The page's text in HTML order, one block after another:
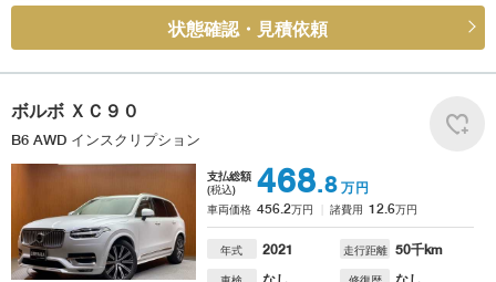
状態確認・見積依頼
ボルボ ＸＣ９０
B6 AWD インスクリプション
支払総額
(税込)
468.8 万円
車両価格 456.2万円 諸費用 12.6万円
年式 2021 走行距離 50千km